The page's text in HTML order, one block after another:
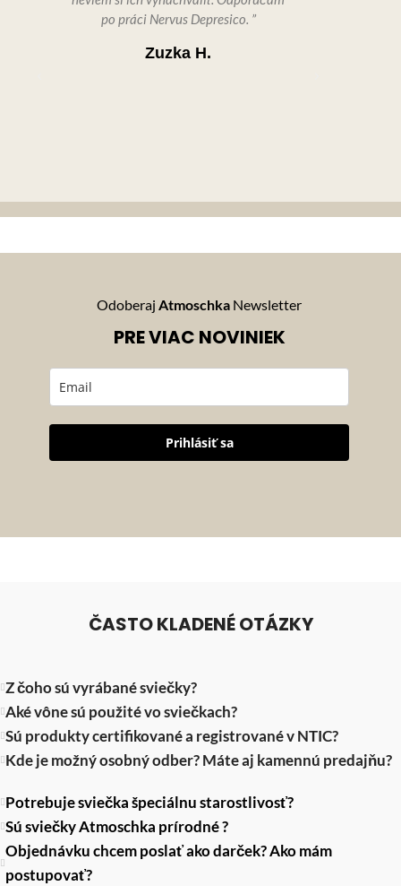
po práci Nervus Depresico. ”
Zuzka H.
Odoberaj Atmoschka Newsletter
PRE VIAC NOVINIEK
Prihlásiť sa
ČASTO KLADENÉ OTÁZKY
Z čoho sú vyrábané sviečky?
Aké vône sú použité vo sviečkach?
Sú produkty certifikované a registrované v NTIC?
Kde je možný osobný odber? Máte aj kamennú predajňu?
Potrebuje sviečka špeciálnu starostlivosť?
Sú sviečky Atmoschka prírodné ?
Objednávku chcem poslať ako darček? Ako mám
postupovať?